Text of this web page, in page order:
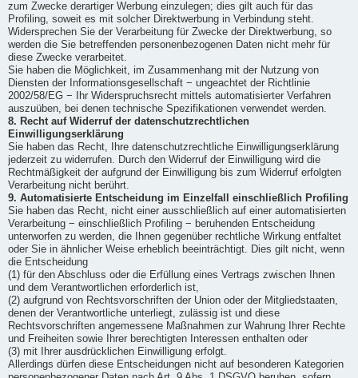
zum Zwecke derartiger Werbung einzulegen; dies gilt auch für das
Profiling, soweit es mit solcher Direktwerbung in Verbindung steht.
Widersprechen Sie der Verarbeitung für Zwecke der Direktwerbung, so
werden die Sie betreffenden personenbezogenen Daten nicht mehr für
diese Zwecke verarbeitet.
Sie haben die Möglichkeit, im Zusammenhang mit der Nutzung von
Diensten der Informationsgesellschaft − ungeachtet der Richtlinie
2002/58/EG − Ihr Widerspruchsrecht mittels automatisierter Verfahren
auszuüben, bei denen technische Spezifikationen verwendet werden.
8. Recht auf Widerruf der datenschutzrechtlichen
Einwilligungserklärung
Sie haben das Recht, Ihre datenschutzrechtliche Einwilligungserklärung
jederzeit zu widerrufen. Durch den Widerruf der Einwilligung wird die
Rechtmäßigkeit der aufgrund der Einwilligung bis zum Widerruf erfolgten
Verarbeitung nicht berührt.
9. Automatisierte Entscheidung im Einzelfall einschließlich Profiling
Sie haben das Recht, nicht einer ausschließlich auf einer automatisierten
Verarbeitung − einschließlich Profiling − beruhenden Entscheidung
unterworfen zu werden, die Ihnen gegenüber rechtliche Wirkung entfaltet
oder Sie in ähnlicher Weise erheblich beeinträchtigt. Dies gilt nicht, wenn
die Entscheidung
(1) für den Abschluss oder die Erfüllung eines Vertrags zwischen Ihnen
und dem Verantwortlichen erforderlich ist,
(2) aufgrund von Rechtsvorschriften der Union oder der Mitgliedstaaten,
denen der Verantwortliche unterliegt, zulässig ist und diese
Rechtsvorschriften angemessene Maßnahmen zur Wahrung Ihrer Rechte
und Freiheiten sowie Ihrer berechtigten Interessen enthalten oder
(3) mit Ihrer ausdrücklichen Einwilligung erfolgt.
Allerdings dürfen diese Entscheidungen nicht auf besonderen Kategorien